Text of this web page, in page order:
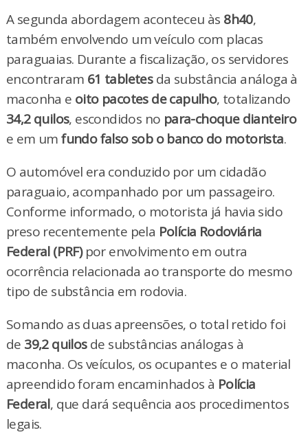
A segunda abordagem aconteceu às 8h40,
também envolvendo um veículo com placas
paraguaias. Durante a fiscalização, os servidores
encontraram 61 tabletesda substância análoga à
maconha e oito pacotes de capulho, totalizando
34,2 quilos, escondidos no para-choque dianteiro
e em umfundo falso sob o banco do motorista.
O automóvel era conduzido por um cidadão
paraguaio, acompanhado por um passageiro.
Conforme informado, o motorista já havia sido
preso recentemente pela Polícia Rodoviária
Federal (PRF)por envolvimento em outra
ocorrência relacionada ao transporte do mesmo
tipo de substância em rodovia.
Somando as duas apreensões, o total retido foi
de 39,2 quilosde substâncias análogas à
maconha. Os veículos, os ocupantes e o material
apreendido foram encaminhados à Polícia
Federal, que dará sequência aos procedimentos
legais.